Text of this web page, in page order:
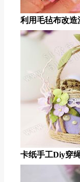
利用毛毡布改
卡纸手工diy穿